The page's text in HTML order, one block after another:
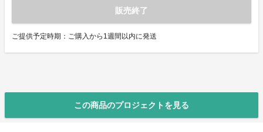
販売終了
ご提供予定時期：ご購入から1週間以内に発送
この商品のプロジェクトを見る